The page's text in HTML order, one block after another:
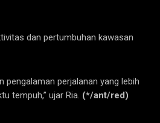
dan pertumbuhan kawasan
perjalanan yang lebih
tempuh,” ujar Ria. (*/ant/red)